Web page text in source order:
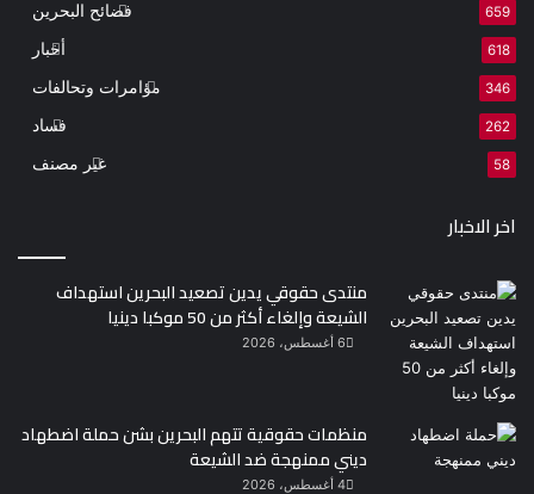
فضائح البحرين 659
أخبار 618
مؤامرات وتحالفات 346
فساد 262
غير مصنف 58
اخر الاخبار
منتدى حقوقي يدين تصعيد البحرين استهداف
الشيعة وإلغاء أكثر من 50 موكبا دينيا
6 أغسطس، 2026
منظمات حقوقية تتهم البحرين بشن حملة اضطهاد
ديني ممنهجة ضد الشيعة
4 أغسطس، 2026